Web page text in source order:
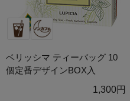
ベリッシマ ティーバッグ 10
個定番デザインBOX入
1,300円